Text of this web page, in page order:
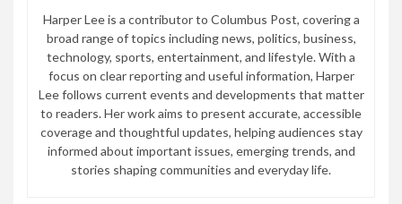
Harper Lee is a contributor to Columbus Post, covering a
broad range of topics including news, politics, business,
technology, sports, entertainment, and lifestyle. With a
focus on clear reporting and useful information, Harper
Lee follows current events and developments that matter
to readers. Her work aims to present accurate, accessible
coverage and thoughtful updates, helping audiences stay
informed about important issues, emerging trends, and
stories shaping communities and everyday life.